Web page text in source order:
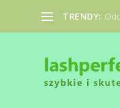
TRENDY: